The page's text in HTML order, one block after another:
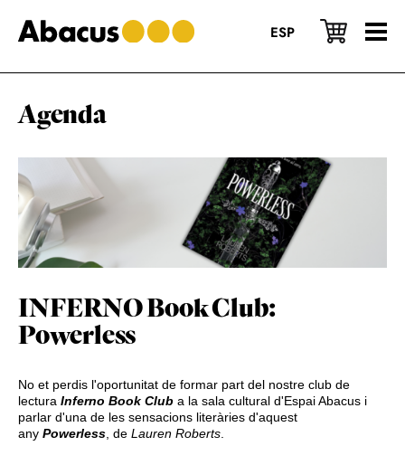
to
main
to
primary
to
footer
ESP
Agenda
INFERNO Book Club:
Powerless
No et perdis l'oportunitat de formar part del nostre club de
lectura Inferno Book Club a la sala cultural d'Espai Abacus i
parlar d'una de les sensacions literàries d'aquest
any Powerless, de Lauren Roberts.